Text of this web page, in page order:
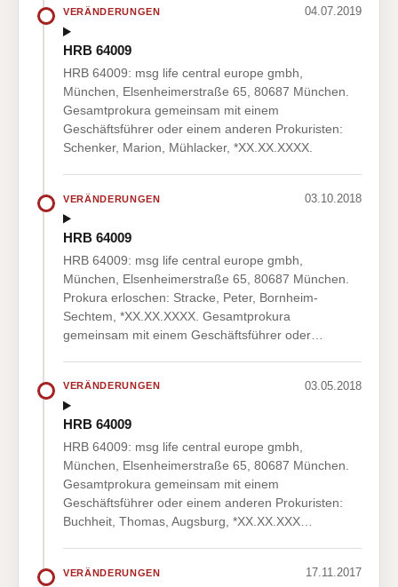
VERÄNDERUNGEN 04.07.2019
HRB 64009
HRB 64009: msg life central europe gmbh,
München, Elsenheimerstraße 65, 80687 München.
Gesamtprokura gemeinsam mit einem
Geschäftsführer oder einem anderen Prokuristen:
Schenker, Marion, Mühlacker, *XX.XX.XXXX.
VERÄNDERUNGEN 03.10.2018
HRB 64009
HRB 64009: msg life central europe gmbh,
München, Elsenheimerstraße 65, 80687 München.
Prokura erloschen: Stracke, Peter, Bornheim-
Sechtem, *XX.XX.XXXX. Gesamtprokura
gemeinsam mit einem Geschäftsführer oder…
VERÄNDERUNGEN 03.05.2018
HRB 64009
HRB 64009: msg life central europe gmbh,
München, Elsenheimerstraße 65, 80687 München.
Gesamtprokura gemeinsam mit einem
Geschäftsführer oder einem anderen Prokuristen:
Buchheit, Thomas, Augsburg, *XX.XX.XXX…
VERÄNDERUNGEN 17.11.2017